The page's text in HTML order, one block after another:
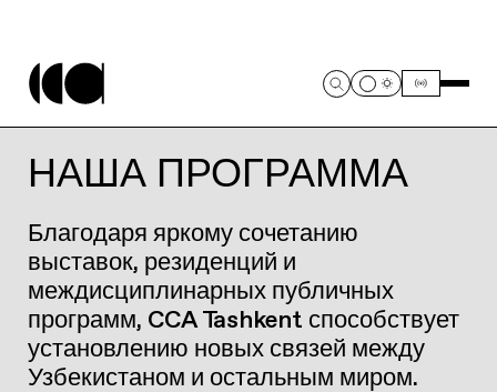
НАША ПРОГРАММА
Благодаря яркому сочетанию
выставок, резиденций и
междисциплинарных публичных
программ, CCA Tashkent способствует
установлению новых связей между
Узбекистаном и остальным миром.